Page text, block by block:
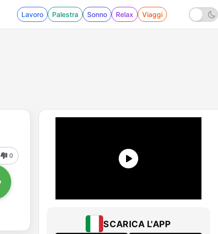
Lavoro Palestra Sonno Relax Viaggi
0
SCARICA L'APP